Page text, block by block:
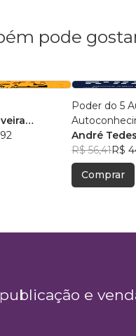
pode
Poder do 5
André
R$ 56,41R$
Comprar
e